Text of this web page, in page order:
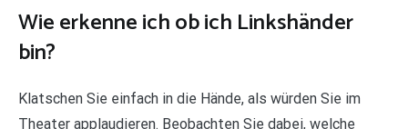
Wie erkenne ich ob ich Linkshänder
bin?
Klatschen Sie einfach in die Hände, als würden Sie im
Theater applaudieren. Beobachten Sie dabei, welche